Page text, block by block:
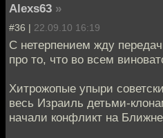
Alexs63 »
#36 | 22.09.10 16:19
С нетерпением жду
про то, что во всем
Хитрожопые упыри
весь Израиль детьми-
начали конфликт на